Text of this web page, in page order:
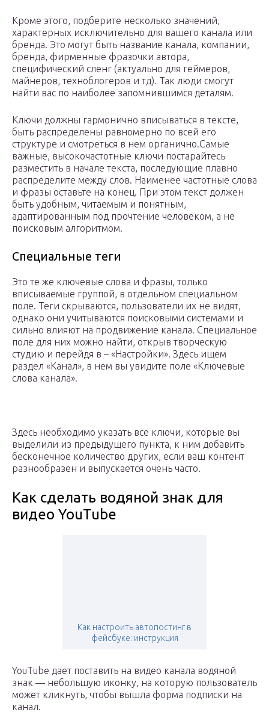
Кроме этого, подберите несколько значений,
характерных исключительно для вашего канала или
бренда. Это могут быть название канала, компании,
бренда, фирменные фразочки автора,
специфический сленг (актуально для геймеров,
майнеров, техноблогеров и тд). Так люди смогут
найти вас по наиболее запомнившимся деталям.
Ключи должны гармонично вписываться в тексте,
быть распределены равномерно по всей его
структуре и смотреться в нем органично.Самые
важные, высокочастотные ключи постарайтесь
разместить в начале текста, последующие плавно
распределите между слов. Наименее частотные слова
и фразы оставьте на конец. При этом текст должен
быть удобным, читаемым и понятным,
адаптированным под прочтение человеком, а не
поисковым алгоритмом.
Специальные теги
Это те же ключевые слова и фразы, только
вписываемые группой, в отдельном специальном
поле. Теги скрываются, пользователи их не видят,
однако они учитываются поисковыми системами и
сильно влияют на продвижение канала. Специальное
поле для них можно найти, открыв творческую
студию и перейдя в – «Настройки». Здесь ищем
раздел «Канал», в нем вы увидите поле «Ключевые
слова канала».
Здесь необходимо указать все ключи, которые вы
выделили из предыдущего пункта, к ним добавить
бесконечное количество других, если ваш контент
разнообразен и выпускается очень часто.
Как сделать водяной знак для
видео YouTube
Как настроить автопостинг в
фейсбуке: инструкция
YouTube дает поставить на видео канала водяной
знак — небольшую иконку, на которую пользователь
может кликнуть, чтобы вышла форма подписки на
канал.